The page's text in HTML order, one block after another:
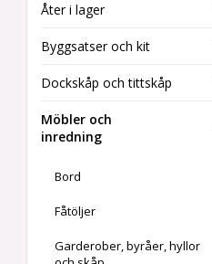
Åter i lager
Byggsatser och kit
Dockskåp och tittskåp
Möbler och
inredning
Bord
Fåtöljer
Garderober, byråer, hyllor